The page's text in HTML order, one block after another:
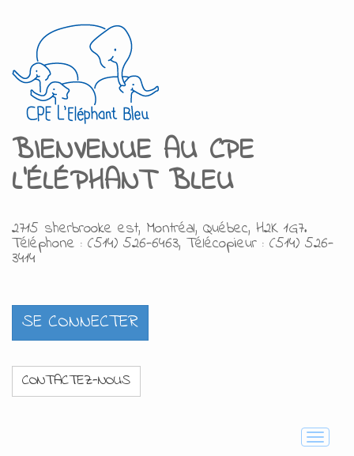
BIENVENUE AU CPE
L'ÉLÉPHANT BLEU
2715 sherbrooke est, Montréal, Québec, H2K 1G7.
Téléphone : (514) 526-6463, Télécopieur : (514) 526-
3414
CONTACTEZ-NOUS
Toggle